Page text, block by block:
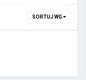
SORTUJ WG